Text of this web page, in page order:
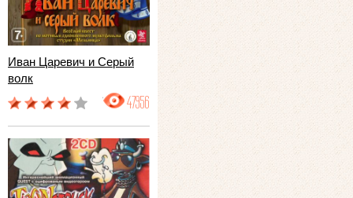
Иван Царевич и Серый
волк
47956